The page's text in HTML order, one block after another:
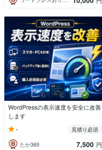
WordPressの表示速度を安全に改善
します
-
見積り必須
たか369
7,500 円